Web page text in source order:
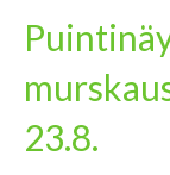
23.8.